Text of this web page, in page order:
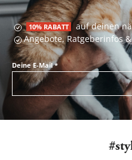
10% RABATT auf deinen
Angebote, Ratgeberinfos
Deine E-Mail*